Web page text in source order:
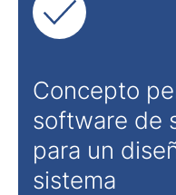
Concepto
software de
para un
sistema